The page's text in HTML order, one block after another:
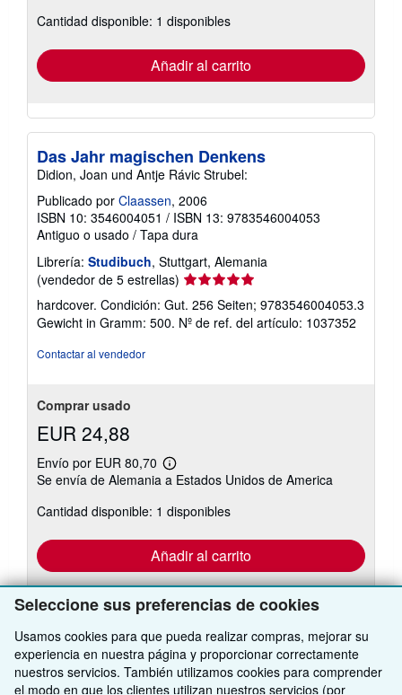
Seleccione sus preferencias de cookies
Usamos cookies para que pueda realizar compras, mejorar su
experiencia en nuestra página y proporcionar correctamente
nuestros servicios. También utilizamos cookies para comprender
el modo en que los clientes utilizan nuestros servicios (por
las
tarifas
envío
Cantidad disponible: 1 disponibles
Añadir al carrito
Das Jahr magischen Denkens
Didion, Joan und Antje Rávic Strubel:
Publicado por Claassen, 2006
ISBN 10: 3546004051 / ISBN 13: 9783546004053
Antiguo o usado / Tapa dura
Librería: Studibuch, Stuttgart, Alemania
(vendedor de 5 estrellas) Calificación
del
vendedor:
5
hardcover. Condición: Gut. 256 Seiten; 9783546004053.3
Gewicht in Gramm: 500. Nº de ref. del artículo: 1037352
Contactar al vendedor
Comprar usado
EUR 24,88
Envío por EUR 80,70
Más
información
las
tarifas
envío
Se envía de Alemania a Estados Unidos de America
Cantidad disponible: 1 disponibles
Añadir al carrito
VOLVER AL INICIO